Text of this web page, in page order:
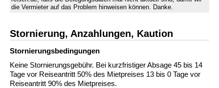
die Vermieter auf das Problem hinweisen können. Danke.
Stornierung, Anzahlungen, Kaution
Stornierungs­bedingungen
Keine Stornierungsgebühr. Bei kurzfristiger Absage 45 bis 14
Tage vor Reiseantritt 50% des Mietpreises 13 bis 0 Tage vor
Reiseantritt 90% des Mietpreises.